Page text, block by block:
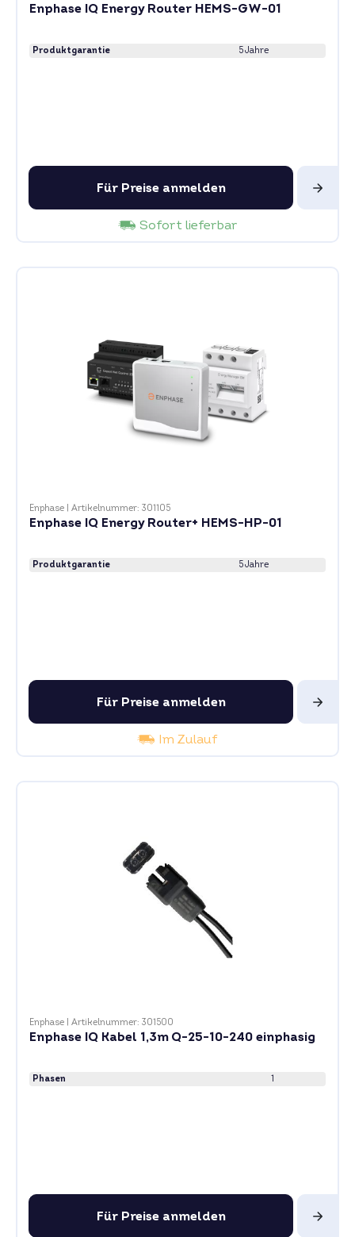
Enphase IQ Energy Router HEMS-GW-01
Produktgarantie 5 Jahre
Für Preise anmelden
Sofort lieferbar
Enphase Artikelnummer: 301105
Enphase IQ Energy Router+ HEMS-HP-01
Produktgarantie 5 Jahre
Für Preise anmelden
Im Zulauf
Enphase Artikelnummer: 301500
Enphase IQ Kabel 1,3m Q-25-10-240 einphasig
Phasen 1
Für Preise anmelden